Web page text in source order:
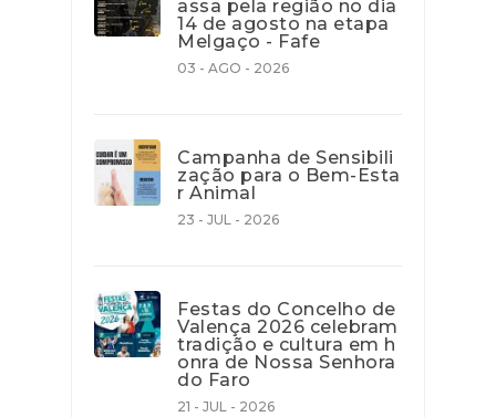
assa pela região no dia
14 de agosto na etapa
Melgaço - Fafe
03 - AGO - 2026
Campanha de Sensibili
zação para o Bem-Esta
r Animal
23 - JUL - 2026
Festas do Concelho de
Valença 2026 celebram
tradição e cultura em h
onra de Nossa Senhora
do Faro
21 - JUL - 2026